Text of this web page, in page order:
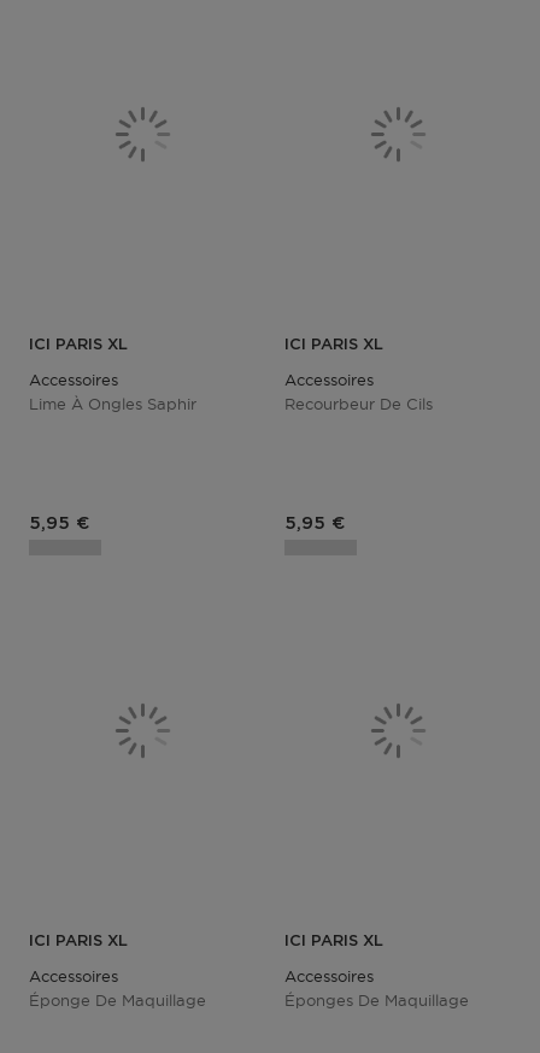
ICI PARIS XL
Accessoires
Lime À Ongles Saphir
Prix du produit
5,95 €
ICI PARIS XL
Accessoires
Recourbeur De Cils
Prix du produit
5,95 €
ICI PARIS XL
Accessoires
Éponge De Maquillage
ICI PARIS XL
Accessoires
Éponges De Maquillage